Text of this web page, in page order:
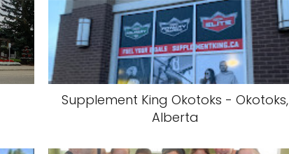
Supplement King Okotoks - Okotoks,
Alberta